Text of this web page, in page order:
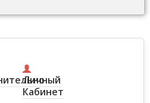
Личный
Кабинет